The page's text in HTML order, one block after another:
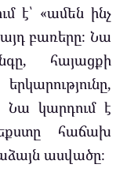
է՝ «ամեն ինչ
բառերը։ Նա
հայացքի
Նա կարդում է
հաճախ
ասվածը։